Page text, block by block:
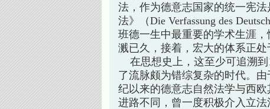
法，作为德意志国家的统一宪
法》（Die Verfassung des
班德一生中最重要的学术生涯
溅已久，接着，宏大的体系正处
在思想史上，这至少可追溯到
了流脉颇为错综复杂的时代。
纪以来的德意志自然法学与西
进路不同，曾一度积极介入立